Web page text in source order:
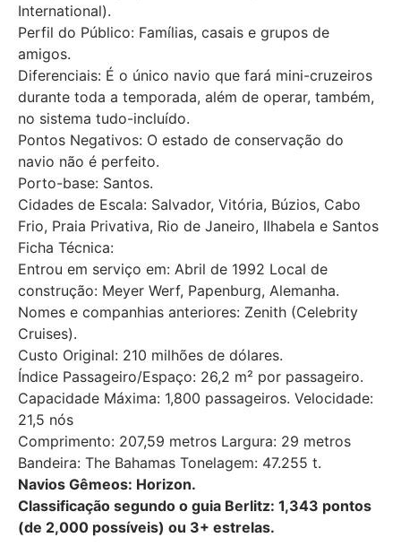
International).
Perfil do Público: Famílias, casais e grupos de
amigos.
Diferenciais: É o único navio que fará mini-cruzeiros
durante toda a temporada, além de operar, também,
no sistema tudo-incluído.
Pontos Negativos: O estado de conservação do
navio não é perfeito.
Porto-base: Santos.
Cidades de Escala: Salvador, Vitória, Búzios, Cabo
Frio, Praia Privativa, Rio de Janeiro, Ilhabela e Santos
Ficha Técnica:
Entrou em serviço em: Abril de 1992 Local de
construção: Meyer Werf, Papenburg, Alemanha.
Nomes e companhias anteriores: Zenith (Celebrity
Cruises).
Custo Original: 210 milhões de dólares.
Índice Passageiro/Espaço: 26,2 m² por passageiro.
Capacidade Máxima: 1,800 passageiros. Velocidade:
21,5 nós
Comprimento: 207,59 metros Largura: 29 metros
Bandeira: The Bahamas Tonelagem: 47.255 t.
Navios Gêmeos: Horizon.
Classificação segundo o guia Berlitz: 1,343 pontos
(de 2,000 possíveis) ou 3+ estrelas.